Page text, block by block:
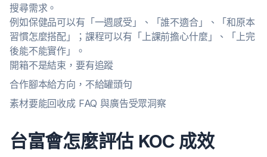
搜尋需求。
例如保健品可以有「一週感受」、「誰不適合」、「和原本
習慣怎麼搭配」；課程可以有「上課前擔心什麼」、「上完
後能不能實作」。
開箱不是結束，要有追蹤
合作腳本給方向，不給罐頭句
素材要能回收成 FAQ 與廣告受眾洞察
台富會怎麼評估 KOC 成效